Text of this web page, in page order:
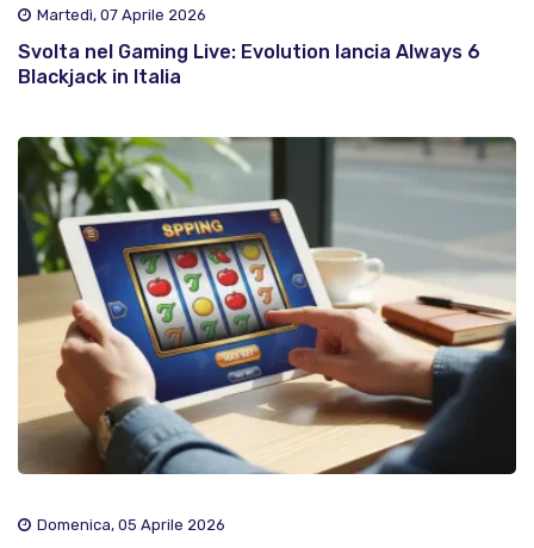
Martedì, 07 Aprile 2026
Svolta nel Gaming Live: Evolution lancia Always 6
Blackjack in Italia
Domenica, 05 Aprile 2026